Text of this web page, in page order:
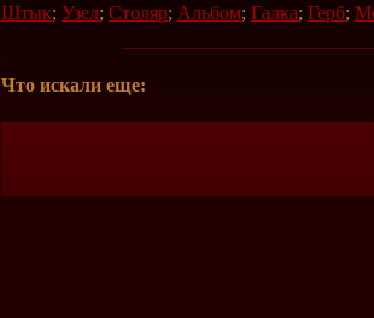
Штык; Узел; Столяр; Альбом; Галка; Герб;
Что искали еще: